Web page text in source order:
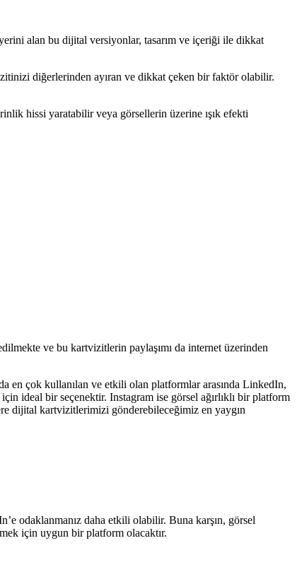
alan bu dijital versiyonlar, tasarım ve içeriği ile dikkat
diğerlerinden ayıran ve dikkat çeken bir faktör olabilir.
hissi yaratabilir veya görsellerin üzerine ışık efekti
ve bu kartvizitlerin paylaşımı da internet üzerinden
en çok kullanılan ve etkili olan platformlar arasında LinkedIn,
ideal bir seçenektir. Instagram ise görsel ağırlıklı bir platform
dijital kartvizitlerimizi gönderebileceğimiz en yaygın
odaklanmanız daha etkili olabilir. Buna karşın, görsel
için uygun bir platform olacaktır.